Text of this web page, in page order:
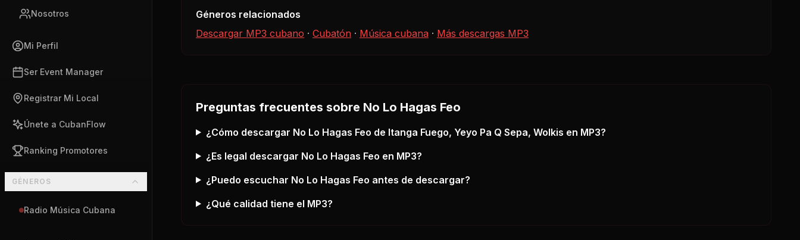
Nosotros
Mi Perfil
Ser Event Manager
Registrar Mi Local
Únete a CubanFlow
Ranking Promotores
GÉNEROS
Radio Música Cubana
Géneros relacionados
Descargar MP3 cubano · Cubatón · Música cubana · Más descargas MP3
Preguntas frecuentes sobre No Lo Hagas Feo
¿Cómo descargar No Lo Hagas Feo de Itanga Fuego, Yeyo Pa Q Sepa, Wolkis en MP3?
¿Es legal descargar No Lo Hagas Feo en MP3?
¿Puedo escuchar No Lo Hagas Feo antes de descargar?
¿Qué calidad tiene el MP3?